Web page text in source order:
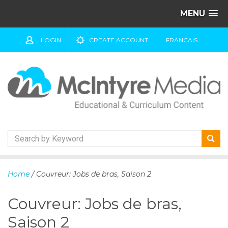
MENU
LOGIN CREATE ACCOUNT FRANÇAIS
k
t
c
Home / Couvreur: Jobs de bras, Saison 2
Couvreur: Jobs de bras,
Saison 2